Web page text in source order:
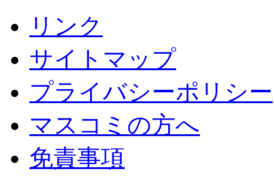
リンク
サイトマップ
プライバシーポリシー
マスコミの方へ
免責事項